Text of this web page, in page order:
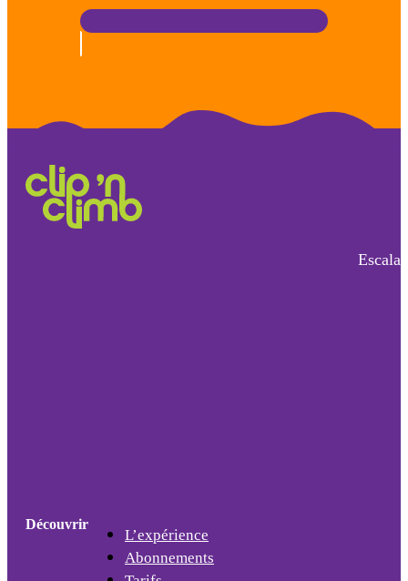
Découvrir
L’expérience
Abonnements